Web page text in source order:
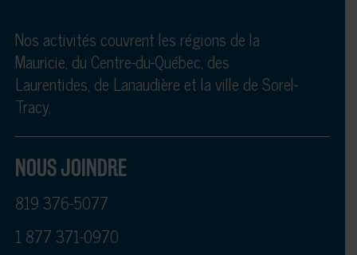
Nos activités couvrent les régions de la
Mauricie, du Centre-du-Québec, des
Laurentides, de Lanaudière et la ville de Sorel-
Tracy.
NOUS JOINDRE
819 376-5077
1 877 371-0970